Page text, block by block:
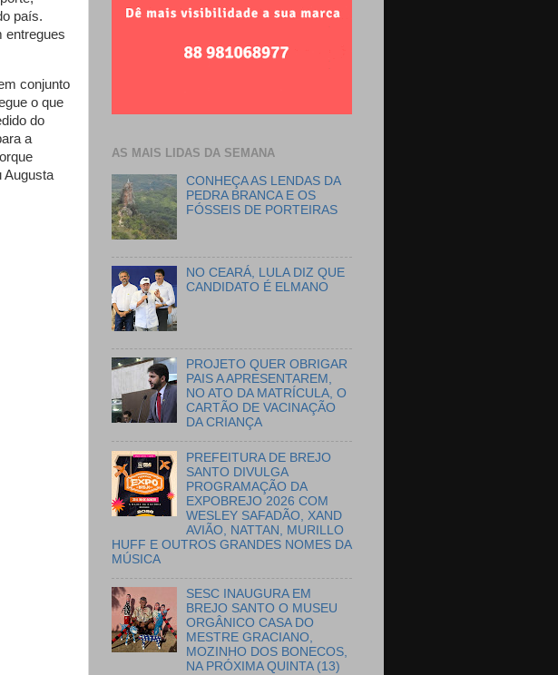
país.
entregues
conjunto
o que
do
a
Augusta
AS MAIS LIDAS DA SEMANA
CONHEÇA AS LENDAS DA
PEDRA BRANCA E OS
FÓSSEIS DE PORTEIRAS
NO CEARÁ, LULA DIZ QUE
CANDIDATO É ELMANO
PROJETO QUER OBRIGAR
PAIS A APRESENTAREM,
NO ATO DA MATRÍCULA, O
CARTÃO DE VACINAÇÃO
DA CRIANÇA
PREFEITURA DE BREJO
SANTO DIVULGA
PROGRAMAÇÃO DA
EXPOBREJO 2026 COM
WESLEY SAFADÃO, XAND
AVIÃO, NATTAN, MURILLO
HUFF E OUTROS GRANDES NOMES DA
MÚSICA
SESC INAUGURA EM
BREJO SANTO O MUSEU
ORGÂNICO CASA DO
MESTRE GRACIANO,
MOZINHO DOS BONECOS,
NA PRÓXIMA QUINTA (13)